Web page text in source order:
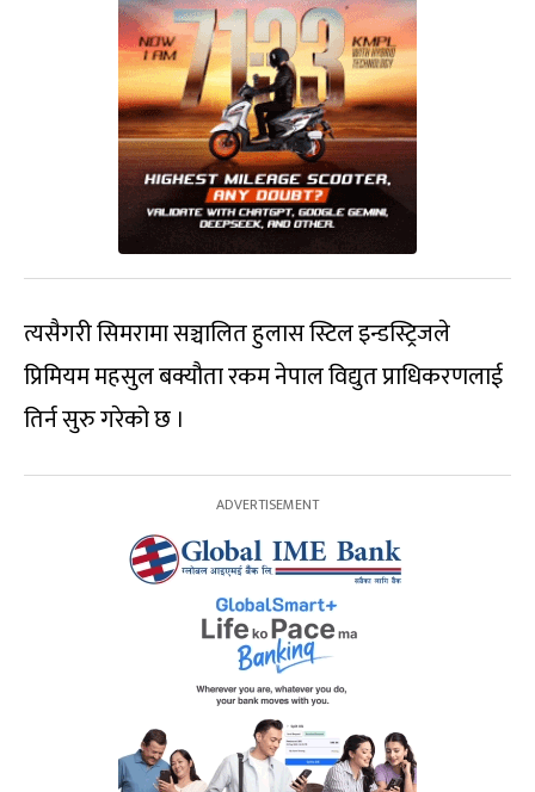
त्यसैगरी सिमरामा सञ्चालित हुलास स्टिल इन्डस्ट्रिजले
प्रिमियम महसुल बक्यौता रकम नेपाल विद्युत प्राधिकरणलाई
तिर्न सुरु गरेको छ ।